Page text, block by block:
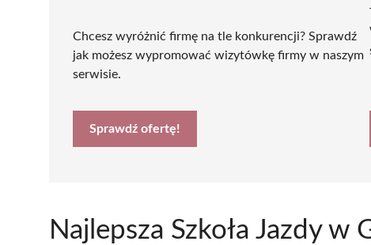
Chcesz wyróżnić firmę na tle konkurencji? Sprawdź
jak możesz wypromować wizytówkę firmy w naszym
serwisie.
Sprawdź ofertę!
Najlepsza Szkoła Jazdy